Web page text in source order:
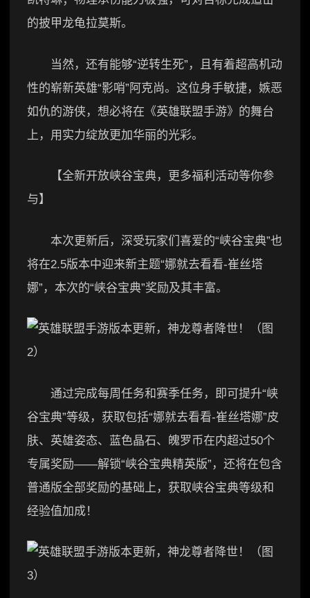
的披甲龙龟拉莫斯。
当然，还有能够“逆转生死”，且有着超高机动
性的崭新英雄“影哨”阿克尚。这位身手敏捷，嫉恶
如仇的游侠，想必将在《英雄联盟手游》的舞台
上，用实力绽放更加华丽的光彩。
【全新开放峡谷宝典，更多福利活动等你参
与】
本次更新后，深受玩家们喜爱的“峡谷宝典”也
将在2.5版本中迎来新主题“娜就去看看-崔丝塔
娜”，本次的“峡谷宝典”奖励及其丰富。
通过完成每周任务和赛季任务，即可提升“峡
谷宝典”等级，获取包括“娜就去看看-崔丝塔娜”皮
肤、英雄姿态、蓝色晶石、魄罗币在内超过50个
专属奖励——解锁“峡谷宝典精英版”，还将在包含
普通版全部奖励的基础上，获取峡谷宝典等级和
经验值加成！